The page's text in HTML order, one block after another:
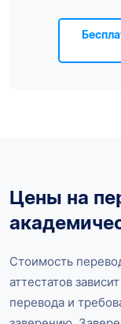
Цены на
Стоимость
аттестатов
перевода и